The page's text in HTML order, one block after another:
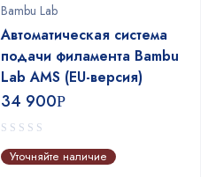
Bambu Lab
Автоматическая система
подачи филамента Bambu
Lab AMS (EU-версия)
34 900Р
0
outУточняйте наличие